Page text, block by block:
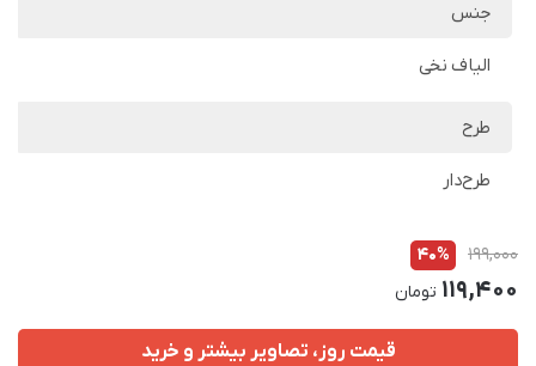
جنس
الیاف نخی
طرح
طرح‌دار
199,000
40%
119,400 تومان
قیمت روز، تصاویر بیشتر و خرید